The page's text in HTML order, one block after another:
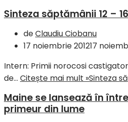
Sinteza săptămânii 12 –
deClaudiu Ciobanu
17 noiembrie 201217
Intern: Primii norocosi
de… Citește mai mult »Sinteza
Maine se lansează în
primeur din lume